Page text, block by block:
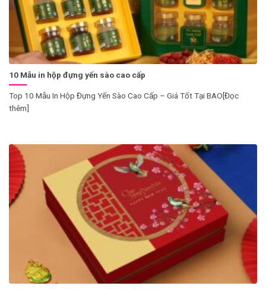
10 Mẫu in hộp đựng yến sào cao cấp
Top 10 Mẫu In Hộp Đựng Yến Sào Cao Cấp – Giá Tốt Tại BAO[Đọc
thêm]